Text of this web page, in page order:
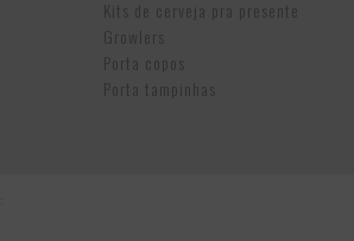
Kits de cerveja pra presente
Growlers
Porta copos
Porta tampinhas